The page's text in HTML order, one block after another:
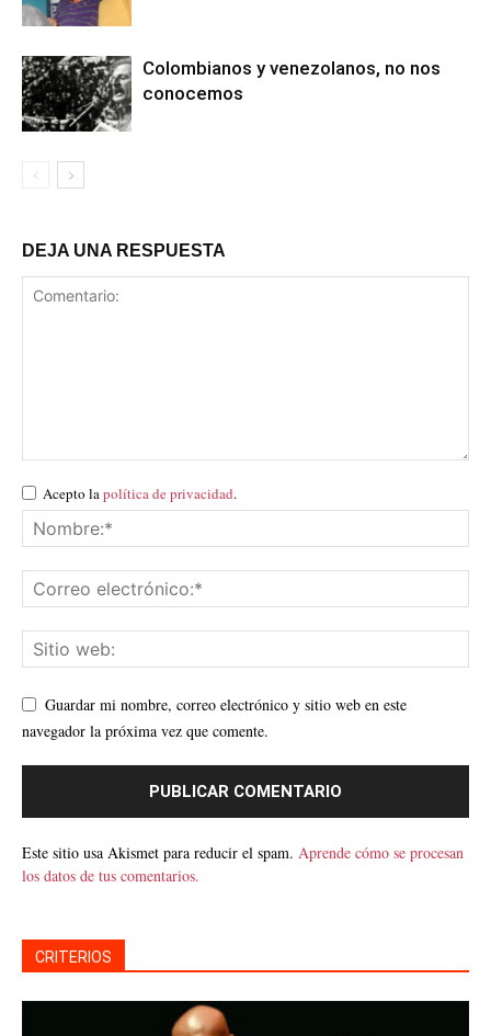
Colombianos y venezolanos, no nos
conocemos
DEJA UNA RESPUESTA
Acepto lapolítica de privacidad.
Guardar mi nombre, correo electrónico y sitio web en este
navegador la próxima vez que comente.
Este sitio usa Akismet para reducir el spam. Aprende cómo se procesan
los datos de tus comentarios.
CRITERIOS